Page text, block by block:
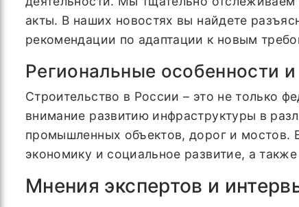
акты. В наших новостях вы найдете
рекомендации по адаптации к новым
Региональные особенности
Строительство в России – это не только
внимание развитию инфраструктуры в
промышленных объектов, дорог и мостов.
экономику и социальное развитие, а
Мнения экспертов и